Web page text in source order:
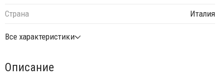
Страна
Италия
Все характеристики
Описание